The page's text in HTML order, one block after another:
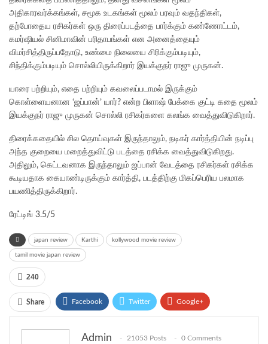
அதிகாரவர்க்கங்கள், சமூக உடகங்கள் மூலம் பரவும் வதந்திகள்,
தற்போதைய ரசிகர்கள் ஒரு திரைப்படத்தை பார்க்கும் கண்ணோட்டம்,
கமர்ஷியல் சினிமாவின் பரிதாபங்கள் என அனைத்தையும்
விமர்சித்திருப்பதோடு, உண்மை நிலையை சிரிக்கும்படியும்,
சிந்திக்கும்படியும் சொல்லியிருக்கிறார் இயக்குநர் ராஜு முருகன்.
யாரை பற்றியும், எதை பற்றியும் கவலைப்படாமல் இருக்கும்
கொள்ளையனான ‘ஜப்பான்’ யார்? என்ற பிளாஷ் பேக்கை குட்டி கதை மூலம்
இயக்குநர் ராஜு முருகன் சொல்லி ரசிகர்களை கலங்க வைத்துவிடுகிறார்.
திரைக்கதையில் சில தொய்வுகள் இருந்தாலும், நடிகர் கார்த்தியின் நடிப்பு
அந்த குறையை மறைத்துவிட்டு படத்தை ரசிக்க வைத்துவிடுகிறது.
அதிலும், கெட்டவனாக இருந்தாலும் ஜப்பான் வேடத்தை ரசிகர்கள் ரசிக்க
கூடியதாக கையாண்டிருக்கும் கார்த்தி, படத்திற்கு மிகப்பெரிய பலமாக
பயணித்திருக்கிறார்.
ரேட்டிங் 3.5/5
japan review Karthi kollywood movie review
tamil movie japan review
240
Share Facebook Twitter Google+
Admin 21053 Posts 0 Comments